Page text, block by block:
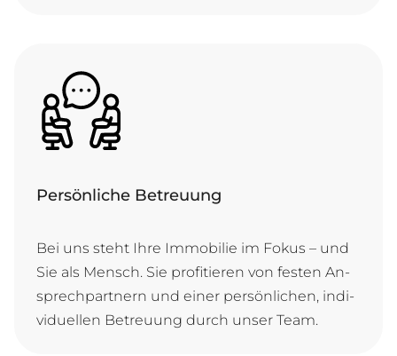
Persönliche Betreuung
Bei uns steht Ih­re Im­mo­bi­lie im Fo­kus – und
Sie als Mensch. Sie pro­fi­tie­ren von fes­ten An­
sprech­part­nern und ei­ner per­sön­li­chen, in­di­
vi­du­el­len Be­treu­ung durch un­ser Team.